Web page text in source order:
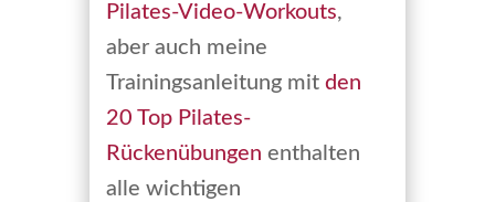
Pilates-Video-Workouts,
aber auch meine
Trainingsanleitung mit den
20 Top Pilates-
Rückenübungen enthalten
alle wichtigen